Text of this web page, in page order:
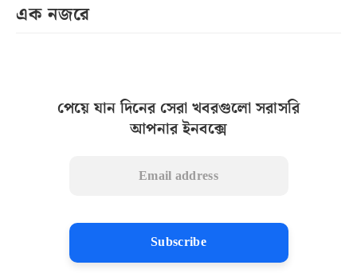
এক নজরে
পেয়ে যান দিনের সেরা খবরগুলো সরাসরি
আপনার ইনবক্সে
Subscribe